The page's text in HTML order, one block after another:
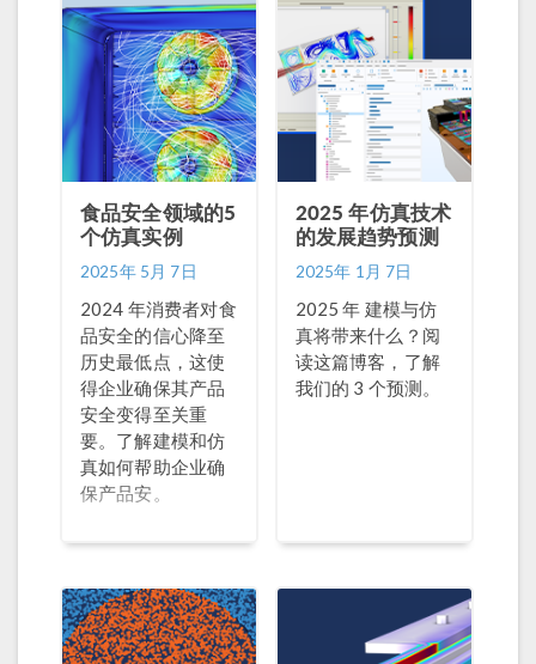
食品安全领域的5
个仿真实例
2025年 5月 7日
2024 年消费者对食
品安全的信心降至
历史最低点，这使
得企业确保其产品
安全变得至关重
要。了解建模和仿
真如何帮助企业确
保产品安。
2025 年仿真技术
的发展趋势预测
2025年 1月 7日
2025 年 建模与仿
真将带来什么？阅
读这篇博客，了解
我们的 3 个预测。